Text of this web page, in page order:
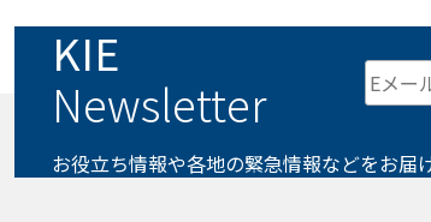
KIE
Newsletter
お役立ち情報や各地の緊急情報などをお届